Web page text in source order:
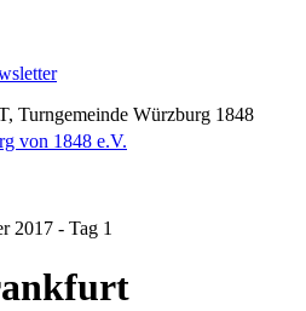
von 1848 e.V.
2017 - Tag 1